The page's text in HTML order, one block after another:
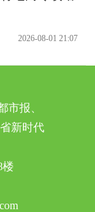
2026-08-01 21:07
市报、
新时代
楼